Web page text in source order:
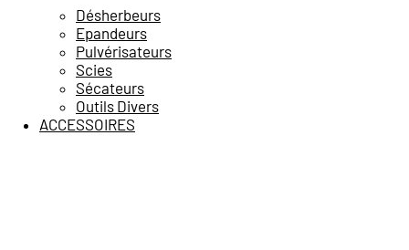
Désherbeurs
Epandeurs
Pulvérisateurs
Scies
Sécateurs
Outils Divers
ACCESSOIRES